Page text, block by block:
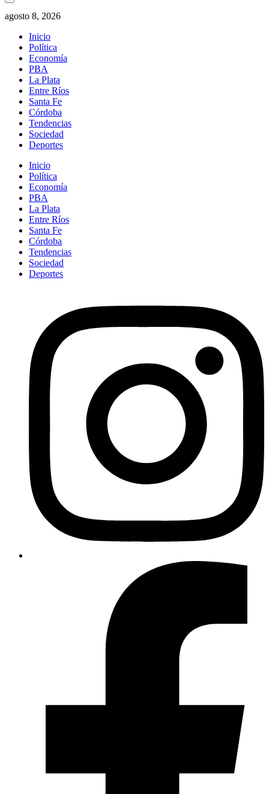
agosto 8, 2026
Inicio
Política
Economía
PBA
La Plata
Entre Ríos
Santa Fe
Córdoba
Tendencias
Sociedad
Deportes
Inicio
Política
Economía
PBA
La Plata
Entre Ríos
Santa Fe
Córdoba
Tendencias
Sociedad
Deportes